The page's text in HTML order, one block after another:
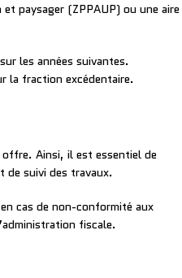
paysager (ZPPAUP) ou une aire
les années suivantes.
la fraction excédentaire.
offre. Ainsi, il est essentiel de
de suivi des travaux.
cas de non-conformité aux
fiscale.